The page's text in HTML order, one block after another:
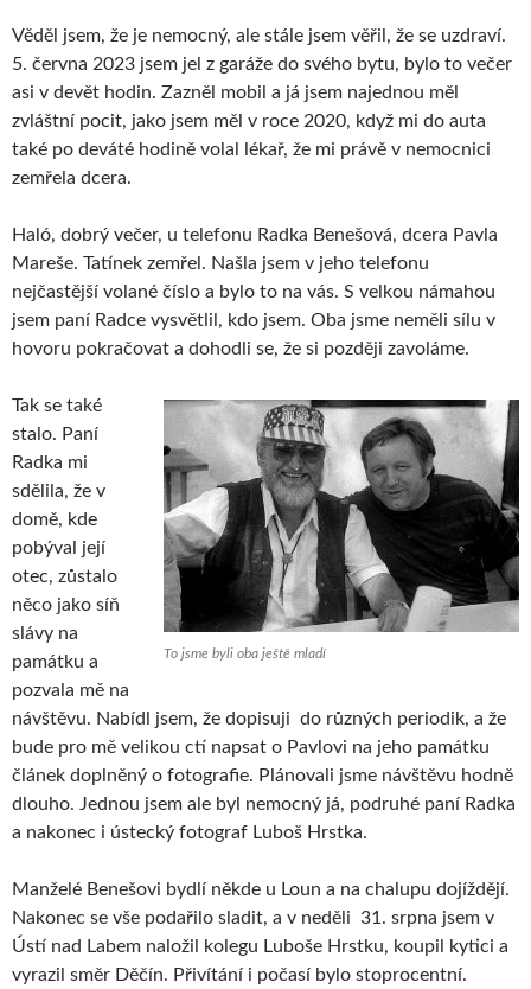
Věděl jsem, že je nemocný, ale stále jsem věřil, že se uzdraví.
5. června 2023 jsem jel z garáže do svého bytu, bylo to večer
asi v devět hodin. Zazněl mobil a já jsem najednou měl
zvláštní pocit, jako jsem měl v roce 2020, když mi do auta
také po deváté hodině volal lékař, že mi právě v nemocnici
zemřela dcera.
Haló, dobrý večer, u telefonu Radka Benešová, dcera Pavla
Mareše. Tatínek zemřel. Našla jsem v jeho telefonu
nejčastější volané číslo a bylo to na vás. S velkou námahou
jsem paní Radce vysvětlil, kdo jsem. Oba jsme neměli sílu v
hovoru pokračovat a dohodli se, že si později zavoláme.
To jsme byli oba ještě mladí
Tak se také
stalo. Paní
Radka mi
sdělila, že v
domě, kde
pobýval její
otec, zůstalo
něco jako síň
slávy na
památku a
pozvala mě na
návštěvu. Nabídl jsem, že dopisuji do různých periodik, a že
bude pro mě velikou ctí napsat o Pavlovi na jeho památku
článek doplněný o fotografie. Plánovali jsme návštěvu hodně
dlouho. Jednou jsem ale byl nemocný já, podruhé paní Radka
a nakonec i ústecký fotograf Luboš Hrstka.
Manželé Benešovi bydlí někde u Loun a na chalupu dojíždějí.
Nakonec se vše podařilo sladit, a v neděli 31. srpna jsem v
Ústí nad Labem naložil kolegu Luboše Hrstku, koupil kytici a
vyrazil směr Děčín. Přivítání i počasí bylo stoprocentní.